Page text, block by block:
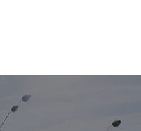
Kontakta oss